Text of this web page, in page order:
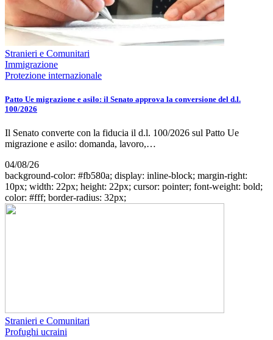
Stranieri e Comunitari
Immigrazione
Protezione internazionale
Patto Ue migrazione e asilo: il Senato approva la conversione del d.l.
100/2026
Il Senato converte con la fiducia il d.l. 100/2026 sul Patto Ue
migrazione e asilo: domanda, lavoro,…
04/08/26
background-color: #fb580a; display: inline-block; margin-right:
10px; width: 22px; height: 22px; cursor: pointer; font-weight: bold;
color: #fff; border-radius: 32px;
Stranieri e Comunitari
Profughi ucraini